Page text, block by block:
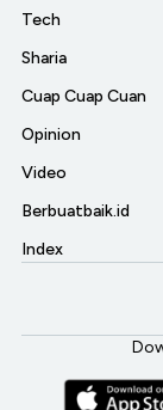
Tech
Sharia
Cuap Cuap Cuan
Opinion
Video
Berbuatbaik.id
Index